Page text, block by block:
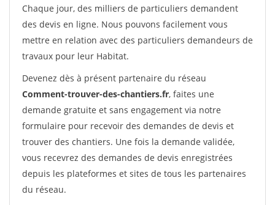
Chaque jour, des milliers de particuliers demandent
des devis en ligne. Nous pouvons facilement vous
mettre en relation avec des particuliers demandeurs de
travaux pour leur Habitat.
Devenez dès à présent partenaire du réseau
Comment-trouver-des-chantiers.fr, faites une
demande gratuite et sans engagement via notre
formulaire pour recevoir des demandes de devis et
trouver des chantiers. Une fois la demande validée,
vous recevrez des demandes de devis enregistrées
depuis les plateformes et sites de tous les partenaires
du réseau.